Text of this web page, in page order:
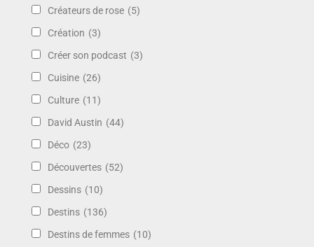
Créateurs de rose (5)
Création (3)
Créer son podcast (3)
Cuisine (26)
Culture (11)
David Austin (44)
Déco (23)
Découvertes (52)
Dessins (10)
Destins (136)
Destins de femmes (10)